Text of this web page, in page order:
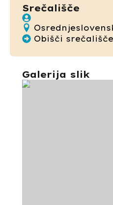
Srečališče
Obišči srečališče
Galerija slik